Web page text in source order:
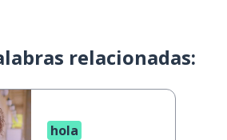
relacionadas:
hola